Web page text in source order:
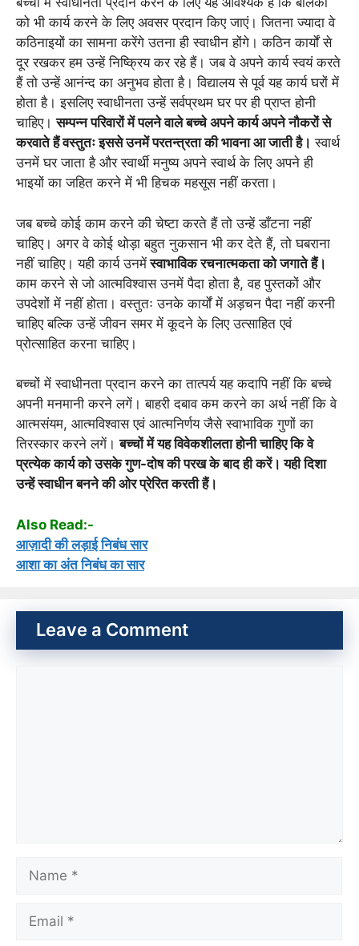
को भी कार्य करने के लिए अवसर प्रदान किए जाएं। जितना ज्यादा वे
कठिनाइयों का सामना करेंगे उतना ही स्वाधीन होंगे। कठिन कार्यों से
दूर रखकर हम उन्हें निष्क्रिय कर रहे हैं। जब वे अपने कार्य स्वयं करते
हैं तो उन्हें आनंन्द का अनुभव होता है। विद्यालय से पूर्व यह कार्य घरों में
होता है। इसलिए स्वाधीनता उन्हें सर्वप्रथम घर पर ही प्राप्त होनी
चाहिए।सम्पन्न परिवारों में पलने वाले बच्चे अपने कार्य अपने नौकरों से
करवाते हैं वस्तुतः इससे उनमें परतन्त्रता की भावना आ जाती है। स्वार्थ
उनमें घर जाता है और स्वार्थी मनुष्य अपने स्वार्थ के लिए अपने ही
भाइयों का जहित करने में भी हिचक महसूस नहीं करता।
जब बच्चे कोई काम करने की चेष्टा करते हैं तो उन्हें डाँटना नहीं
चाहिए। अगर वे कोई थोड़ा बहुत नुकसान भी कर देते हैं, तो घबराना
नहीं चाहिए। यही कार्य उनमेंस्वाभाविक रचनात्मकता को जगाते हैं।
काम करने से जो आत्मविश्वास उनमें पैदा होता है, वह पुस्तकों और
उपदेशों में नहीं होता। वस्तुतः उनके कार्यों में अड़चन पैदा नहीं करनी
चाहिए बल्कि उन्हें जीवन समर में कूदने के लिए उत्साहित एवं
प्रोत्साहित करना चाहिए।
बच्चों में स्वाधीनता प्रदान करने का तात्पर्य यह कदापि नहीं कि बच्चे
अपनी मनमानी करने लगें। बाहरी दबाव कम करने का अर्थ नहीं कि वे
आत्मसंयम, आत्मविश्वास एवं आत्मनिर्णय जैसे स्वाभाविक गुणों का
तिरस्कार करने लगें।बच्चों में यह विवेकशीलता होनी चाहिए कि वे
प्रत्येक कार्य को उसके गुण-दोष की परख के बाद ही करें। यही दिशा
उन्हें स्वाधीन बनने की ओर प्रेरित करती हैं।
Also Read:-
आज़ादी की लड़ाई निबंध सार
आशा का अंत निबंध का सार
Leave a Comment